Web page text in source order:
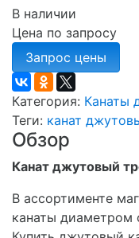
В наличии
Цена по запросу
Категория: Канаты
Теги: канат
Обзор
Канат джутовый
В ассортименте
канаты